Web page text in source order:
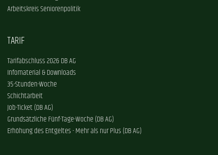
Arbeitskreis Seniorenpolitik
TARIF
Tarifabschluss 2026 DB AG
Infomaterial & Downloads
35-Stunden-Woche
Schichtarbeit
Job-Ticket (DB AG)
Grundsätzliche Fünf-Tage-Woche (DB AG)
Erhöhung des Entgeltes - Mehr als nur Plus (DB AG)